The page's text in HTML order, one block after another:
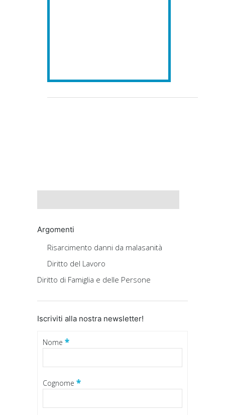
Argomenti
Risarcimento danni da malasanità
Diritto del Lavoro
Diritto di Famiglia e delle Persone
Iscriviti alla nostra newsletter!
Nome *
Cognome *